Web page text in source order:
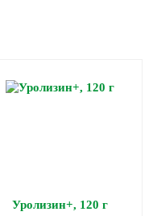
Уролизин+, 120 г